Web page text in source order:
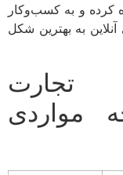
کرده و به کسب‌وکار
به بهترین شکل
تجارت
مواردی